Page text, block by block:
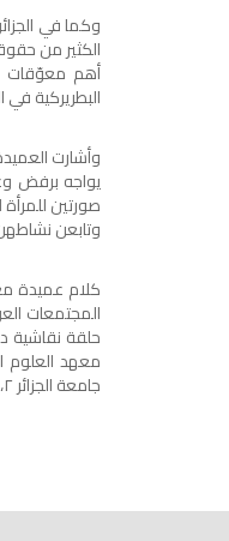
وكما في
الكثير من
أهم معوّقات
البطريركية في
وأشارت
يواجه برفض
صورتين
وتابعن
كلام عميدة
المجتمعات
حلقة نقاشية
معهد العلوم
جامعة الجزائر ٢، وبحضور المؤسّسات العلمية والمنظمات الناشطة في قضايا المرأة الأعضاء في الشبكة.